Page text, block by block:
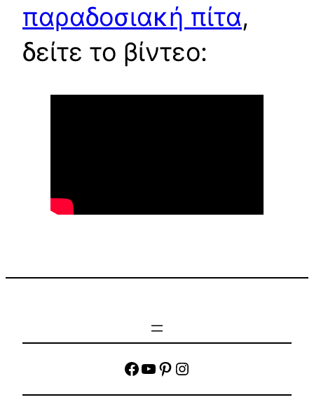
παραδοσιακή πίτα,
δείτε το βίντεο:
facebook
YouTube
Pinterest
Instagram